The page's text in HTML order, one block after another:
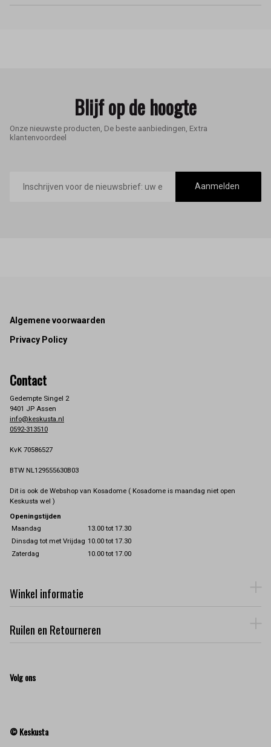
Blijf op de hoogte
Onze nieuwste producten, De beste aanbiedingen, Extra
klantenvoordeel
mailadres
Aanmelden
Footer
Algemene voorwaarden
Privacy Policy
Contact
Gedempte Singel 2
9401 JP Assen
info@keskusta.nl
0592-313510
KvK 70586527
BTW NL129555630B03
Dit is ook de Webshop van Kosadome ( Kosadome is maandag niet open
Keskusta wel )
Openingstijden
Maandag
13.00 tot 17.30
Dinsdag tot met Vrijdag 10.00 tot 17.30
Zaterdag
10.00 tot 17.00
Winkel informatie
Ruilen en Retourneren
Volg ons
© Keskusta